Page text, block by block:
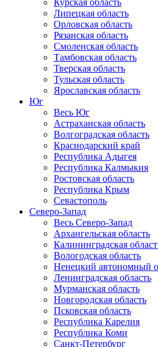
Курская область
Липецкая область
Орловская область
Рязанская область
Смоленская область
Тамбовская область
Тверская область
Тульская область
Ярославская область
Юг
Весь Юг
Астраханская область
Волгоградская область
Краснодарский край
Республика Адыгея
Республика Калмыкия
Ростовская область
Республика Крым
Севастополь
Северо-Запад
Весь Северо-Запад
Архангельская область
Калининградская
Вологодская область
Ненецкий автономный
Ленинградская область
Мурманская область
Новгородская область
Псковская область
Республика Карелия
Республика Коми
Санкт-Петербург